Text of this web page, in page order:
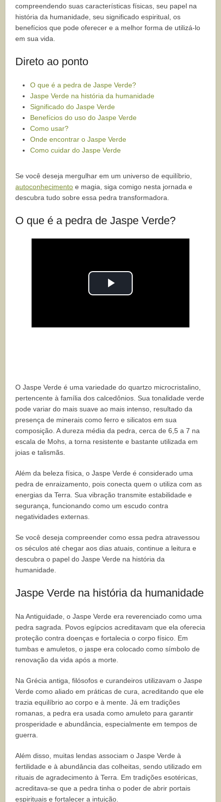
compreendendo suas características físicas, seu papel na
história da humanidade, seu significado espiritual, os
benefícios que pode oferecer e a melhor forma de utilizá-lo
em sua vida.
Direto ao ponto
O que é a pedra de Jaspe Verde?
Jaspe Verde na história da humanidade
Significado do Jaspe Verde
Benefícios do uso do Jaspe Verde
Como usar?
Onde encontrar o Jaspe Verde
Como cuidar do Jaspe Verde
Se você deseja mergulhar em um universo de equilíbrio,
autoconhecimento e magia, siga comigo nesta jornada e
descubra tudo sobre essa pedra transformadora.
O que é a pedra de Jaspe Verde?
Play
O Jaspe Verde é uma variedade do quartzo microcristalino,
pertencente à família dos calcedônios. Sua tonalidade verde
pode variar do mais suave ao mais intenso, resultado da
presença de minerais como ferro e silicatos em sua
composição. A dureza média da pedra, cerca de 6,5 a 7 na
escala de Mohs, a torna resistente e bastante utilizada em
joias e talismãs.
Além da beleza física, o Jaspe Verde é considerado uma
pedra de enraizamento, pois conecta quem o utiliza com as
energias da Terra. Sua vibração transmite estabilidade e
segurança, funcionando como um escudo contra
negatividades externas.
Se você deseja compreender como essa pedra atravessou
os séculos até chegar aos dias atuais, continue a leitura e
descubra o papel do Jaspe Verde na história da
humanidade.
Jaspe Verde na história da humanidade
Na Antiguidade, o Jaspe Verde era reverenciado como uma
pedra sagrada. Povos egípcios acreditavam que ela oferecia
proteção contra doenças e fortalecia o corpo físico. Em
tumbas e amuletos, o jaspe era colocado como símbolo de
renovação da vida após a morte.
Na Grécia antiga, filósofos e curandeiros utilizavam o Jaspe
Verde como aliado em práticas de cura, acreditando que ele
trazia equilíbrio ao corpo e à mente. Já em tradições
romanas, a pedra era usada como amuleto para garantir
prosperidade e abundância, especialmente em tempos de
guerra.
Além disso, muitas lendas associam o Jaspe Verde à
fertilidade e à abundância das colheitas, sendo utilizado em
rituais de agradecimento à Terra. Em tradições esotéricas,
acreditava-se que a pedra tinha o poder de abrir portais
espirituais e fortalecer a intuição.